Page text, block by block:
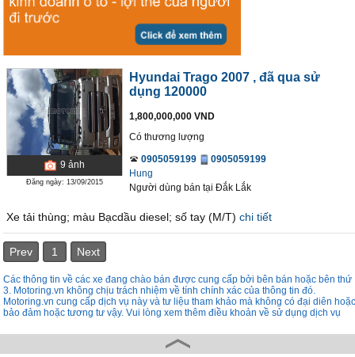
9 ảnh
Đăng ngày: 13/09/2015
Hyundai Trago 2007 , đã qua sử
dụng 120000
1,800,000,000 VND
Có thương lượng
0905059199
0905059199
Hung
Người dùng bán tại Ðắk Lắk
Xe tải thùng; màu Bạcdầu diesel; số tay (M/T) chi tiết
Prev 1 Next
Các thông tin về các xe đang chào bán được cung cấp bởi bên bán hoặc bên thứ
3. Motoring.vn không chịu trách nhiệm về tính chính xác của thông tin đó.
Motoring.vn cung cấp dịch vụ này và tư liệu tham khảo mà không có đại diên hoặc
bảo đảm hoặc tương tư vậy. Vui lòng xem thêm điều khoản về sử dụng dịch vụ